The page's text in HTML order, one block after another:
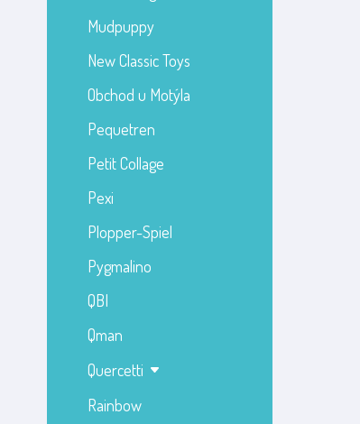
Mudpuppy
New Classic Toys
Obchod u Motýla
Pequetren
Petit Collage
Pexi
Plopper-Spiel
Pygmalino
QBI
Qman
Quercetti
Rainbow